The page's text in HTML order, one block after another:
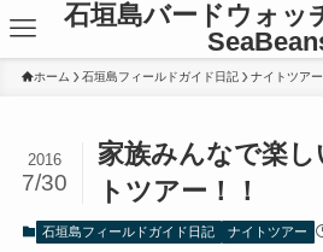
石垣島バードウォッ
ホーム 石垣島フィールドガイド日記 ナイトツアー
家族みんなで楽し
トツアー！！
2016
7/30
石垣島フィールドガイド日記 ナイトツアー